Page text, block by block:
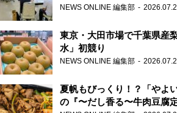
NEWS ONLINE 編集部
東京・大田市場で千葉県産
水」初競り
NEWS ONLINE 編集部
夏帆もびっくり！？「やよい
の『〜だし香る〜牛肉豆腐